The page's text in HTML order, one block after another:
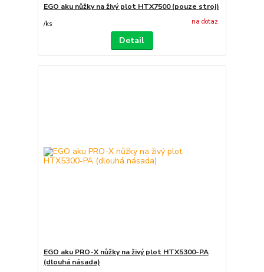
EGO aku nůžky na živý plot HTX7500 (pouze stroj)
/ks na dotaz
Detail
EGO aku PRO-X nůžky na živý plot HTX5300-PA
(dlouhá násada)